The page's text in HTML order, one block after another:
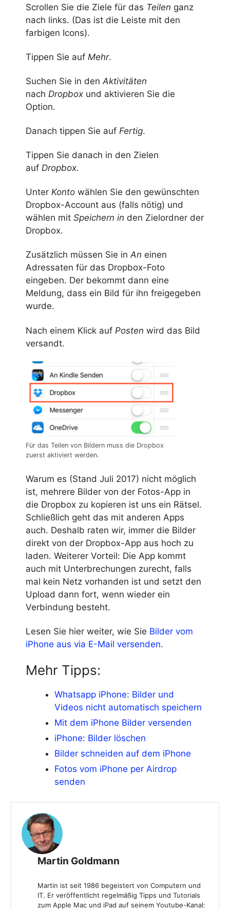
Scrollen Sie die Ziele für das Teilen ganz
nach links. (Das ist die Leiste mit den
farbigen Icons).
Tippen Sie auf Mehr.
Suchen Sie in denAktivitäten
nach Dropbox und aktivieren Sie die
Option.
Danach tippen Sie auf Fertig.
Tippen Sie danach in den Zielen
auf Dropbox.
Unter Konto wählen Sie den gewünschten
Dropbox-Account aus (falls nötig) und
wählen mit Speichern in den Zielordner der
Dropbox.
Zusätzlich müssen Sie inAn einen
Adressaten für das Dropbox-Foto
eingeben. Der bekommt dann eine
Meldung, dass ein Bild für ihn freigegeben
wurde.
Nach einem Klick auf Posten wird das Bild
versandt.
Für das Teilen von Bildern muss die Dropbox
zuerst aktiviert werden.
Warum es (Stand Juli 2017) nicht möglich
ist, mehrere Bilder von der Fotos-App in
die Dropbox zu kopieren ist uns ein Rätsel.
Schließlich geht das mit anderen Apps
auch. Deshalb raten wir, immer die Bilder
direkt von der Dropbox-App aus hoch zu
laden. Weiterer Vorteil: Die App kommt
auch mit Unterbrechungen zurecht, falls
mal kein Netz vorhanden ist und setzt den
Upload dann fort, wenn wieder ein
Verbindung besteht.
Lesen Sie hier weiter, wie Sie Bilder vom
iPhone aus via E-Mail versenden.
Mehr Tipps:
Whatsapp iPhone: Bilder und
Videos nicht automatisch speichern
Mit dem iPhone Bilder versenden
iPhone: Bilder löschen
Bilder schneiden auf dem iPhone
Fotos vom iPhone per Airdrop
senden
Martin Goldmann
Martin ist seit 1986 begeistert von Computern und
IT. Er veröffentlicht regelmäßig Tipps und Tutorials
zum Apple Mac und iPad auf seinem Youtube-Kanal: